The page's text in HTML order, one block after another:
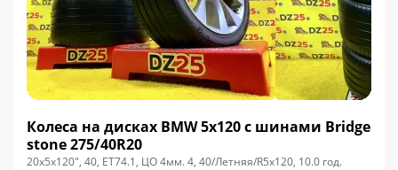
Колеса на дисках BMW 5x120 c шинами Bridge
stone 275/40R20
20x5x120", 40, ЕТ74.1, ЦО 4мм. 4, 40/Летняя/R5x120, 10.0 год.